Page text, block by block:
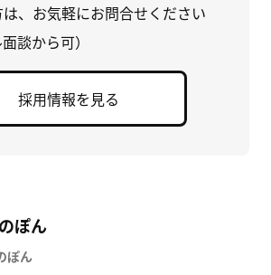
、お気軽にお問合せください
談から可）
採用情報を見る
ぽん
ぽん